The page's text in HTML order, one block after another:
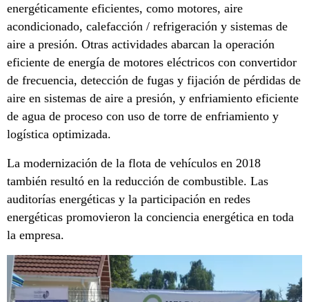
energéticamente eficientes, como motores, aire
acondicionado, calefacción / refrigeración y sistemas de
aire a presión. Otras actividades abarcan la operación
eficiente de energía de motores eléctricos con convertidor
de frecuencia, detección de fugas y fijación de pérdidas de
aire en sistemas de aire a presión, y enfriamiento eficiente
de agua de proceso con uso de torre de enfriamiento y
logística optimizada.
La modernización de la flota de vehículos en 2018
también resultó en la reducción de combustible. Las
auditorías energéticas y la participación en redes
energéticas promovieron la conciencia energética en toda
la empresa.